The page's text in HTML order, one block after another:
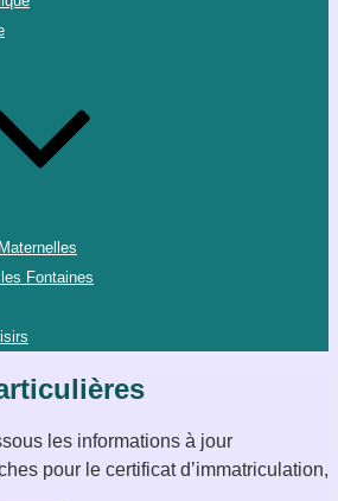
Fontaines
les informations à jour
pour le certificat d’immatriculation,